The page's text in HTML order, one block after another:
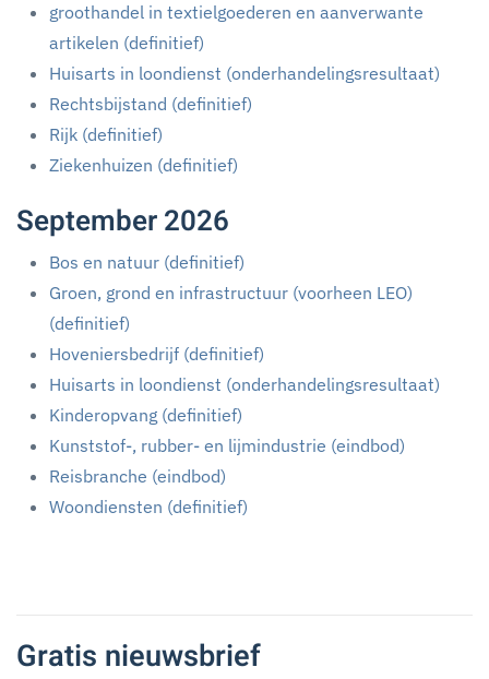
groothandel in textielgoederen en aanverwante
artikelen (definitief)
Huisarts in loondienst (onderhandelingsresultaat)
Rechtsbijstand (definitief)
Rijk (definitief)
Ziekenhuizen (definitief)
September 2026
Bos en natuur (definitief)
Groen, grond en infrastructuur (voorheen LEO)
(definitief)
Hoveniersbedrijf (definitief)
Huisarts in loondienst (onderhandelingsresultaat)
Kinderopvang (definitief)
Kunststof-, rubber- en lijmindustrie (eindbod)
Reisbranche (eindbod)
Woondiensten (definitief)
Gratis nieuwsbrief